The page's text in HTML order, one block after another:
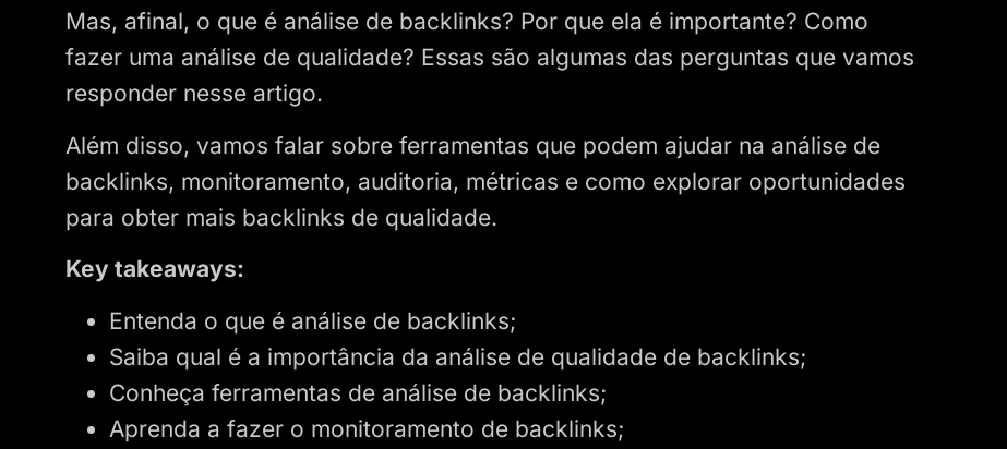
Mas, afinal, o que é análise de backlinks? Por que ela é importante? Como
fazer uma análise de qualidade? Essas são algumas das perguntas que vamos
responder nesse artigo.
Além disso, vamos falar sobre ferramentas que podem ajudar na análise de
backlinks, monitoramento, auditoria, métricas e como explorar oportunidades
para obter mais backlinks de qualidade.
Key takeaways:
Entenda o que é análise de backlinks;
Saiba qual é a importância da análise de qualidade de backlinks;
Conheça ferramentas de análise de backlinks;
Aprenda a fazer o monitoramento de backlinks;